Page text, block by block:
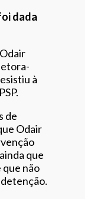
dada
à
de
Odair
que
que não